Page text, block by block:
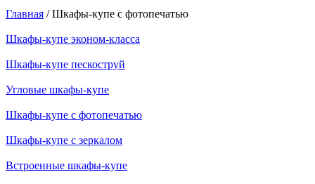
Главная / Шкафы-купе с фотопечатью
Шкафы-купе эконом-класса
Шкафы-купе пескоструй
Угловые шкафы-купе
Шкафы-купе с фотопечатью
Шкафы-купе с зеркалом
Встроенные шкафы-купе